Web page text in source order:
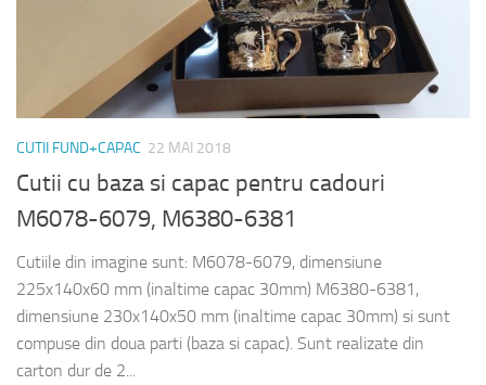
CUTII FUND+CAPAC 22 MAI 2018
Cutii cu baza si capac pentru cadouri
M6078-6079, M6380-6381
Cutiile din imagine sunt: M6078-6079, dimensiune
225x140x60 mm (inaltime capac 30mm) M6380-6381,
dimensiune 230x140x50 mm (inaltime capac 30mm) si sunt
compuse din doua parti (baza si capac). Sunt realizate din
carton dur de 2...